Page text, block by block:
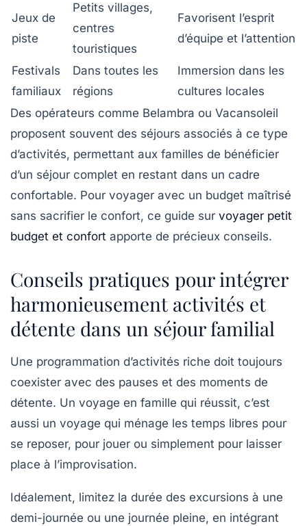
Jeux de
piste
Petits villages,
centres
touristiques
Favorisent l’esprit
d’équipe et l’attention
Festivals
familiaux
Dans toutes les
régions
Immersion dans les
cultures locales
Des opérateurs comme Belambra ou Vacansoleil
proposent souvent des séjours associés à ce type
d’activités, permettant aux familles de bénéficier
d’un séjour complet en restant dans un cadre
confortable. Pour voyager avec un budget maîtrisé
sans sacrifier le confort, ce guide sur voyager petit
budget et confort apporte de précieux conseils.
Conseils pratiques pour intégrer
harmonieusement activités et
détente dans un séjour familial
Une programmation d’activités riche doit toujours
coexister avec des pauses et des moments de
détente. Un voyage en famille qui réussit, c’est
aussi un voyage qui ménage les temps libres pour
se reposer, pour jouer ou simplement pour laisser
place à l’improvisation.
Idéalement, limitez la durée des excursions à une
demi-journée ou une journée pleine, en intégrant